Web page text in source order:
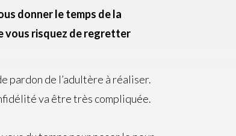
donner le temps de la
vous risquez de regretter
pardon de l’adultère à réaliser.
va être très compliquée.